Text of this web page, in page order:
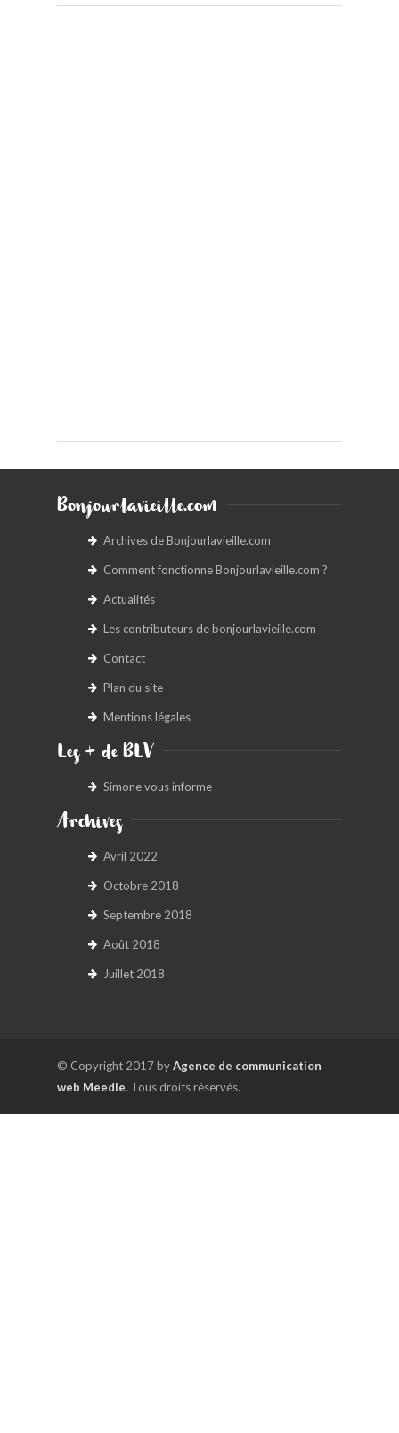
Bonjourlavieille.com
Archives de Bonjourlavieille.com
Comment fonctionne Bonjourlavieille.com ?
Actualités
Les contributeurs de bonjourlavieille.com
Contact
Plan du site
Mentions légales
Les + de BLV
Simone vous informe
Archives
Avril 2022
Octobre 2018
Septembre 2018
Août 2018
Juillet 2018
© Copyright 2017 byAgence de communication
web Meedle. Tous droits réservés.